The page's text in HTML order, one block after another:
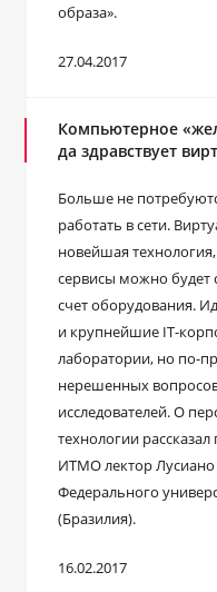
образа».
27.04.2017
Компьютерное
да здравствует
Больше не
работать в сети.
новейшая
сервисы можно будет
счет оборудования.
и крупнейшие IT-
лаборатории, но по-
нерешенных
исследователей. О
технологии
ИТМО лектор Лусиано
Федерального
(Бразилия).
16.02.2017